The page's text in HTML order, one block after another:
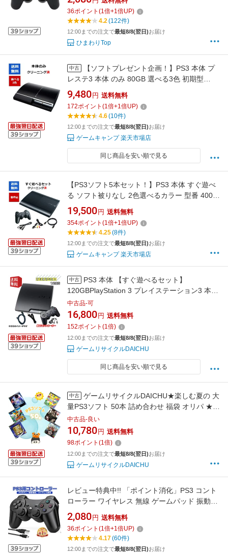
36ポイント (1倍+1倍UP)
4.2(122件)
12:00までの注文で最短8/8(翌日)お届け
ひまわりTop
中古
【ソフトプレゼント企画！】PS3 本体 プ
レステ3 本体 のみ 80GB 選べる3色 初期型
SONY 【中古】【ソフトプレゼントの詳細は商
品説明の画像をクリック！】
9,480 円 送料無料
172ポイント (1倍+1倍UP)
4.6(10件)
12:00までの注文で最短8/8(翌日)お届け
ゲームキャンプ 楽天市場店
同じ商品を安い順で見る
【PS3ソフト5本セット！】PS3 本体 すぐ遊べ
る ソフト被りなし 2色選べるカラー 型番 4000
4200 PlayStation3 プレステ3 プレイステーショ
ン3【中古】
19,500 円 送料無料
354ポイント (1倍+1倍UP)
4.25(8件)
12:00までの注文で最短8/8(翌日)お届け
ゲームキャンプ 楽天市場店
中古
PS3 本体 【すぐ遊べるセット】
120GBPlayStation 3 プレイステーション3 本体
(CECH-2000-3000) ★キャンペーン実施中★
中古品-可
16,800 円 送料無料
152ポイント (1倍)
12:00までの注文で最短8/8(翌日)お届け
ゲームリサイクルDAICHU
同じ商品を安い順で見る
中古
ゲームリサイクルDAICHU★楽しむ夏の 大
量PS3ソフト 50本 詰め合わせ 福袋 オリパ ★同
一タイトルなし！同一ジャンル偏りなし！早い
者勝ち！
中古品-良い
10,780 円 送料無料
98ポイント (1倍)
12:00までの注文で最短8/8(翌日)お届け
ゲームリサイクルDAICHU
レビュー特典中!! 「ポイント消化」PS3 コント
ローラー ワイヤレス 無線 ゲームパッド 振動機
能 人間工学 USB ケーブル 6軸リモートゲーム
パッド 充電式 USB[送料無料]
2,080 円 送料無料
36ポイント (1倍+1倍UP)
4.17(60件)
12:00までの注文で最短8/8(翌日)お届け